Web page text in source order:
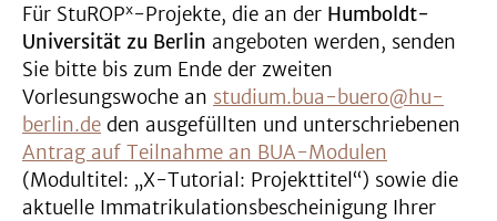
Für StuROPx-Projekte, die an der Humboldt-
Universität zu Berlin angeboten werden, senden
Sie bitte bis zum Ende der zweiten
Vorlesungswoche an studium.bua-buero@hu-
berlin.de den ausgefüllten und unterschriebenen
Antrag auf Teilnahme an BUA-Modulen
(Modultitel: „X-Tutorial: Projekttitel“) sowie die
aktuelle Immatrikulationsbescheinigung Ihrer